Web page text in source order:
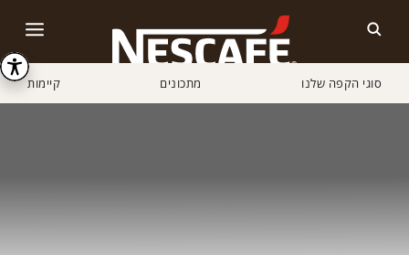
סוגי הקפה שלנו מתכונים קיימות